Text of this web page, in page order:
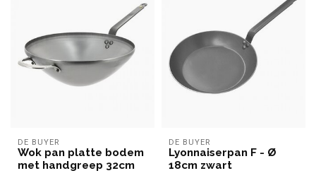
DE BUYER
Wok pan platte bodem
met handgreep 32cm
DE BUYER
Lyonnaiserpan F - Ø
18cm zwart